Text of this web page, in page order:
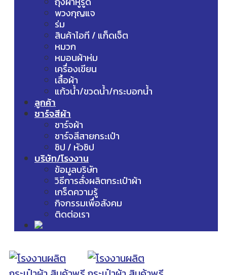
พวงกุญแจ
ร่ม
สินค้าไอที / แก็ดเจ็ต
หมวก
หมอนผ้าห่ม
เครื่องเขียน
เสื้อผ้า
แก้วน้ำ/ขวดน้ำ/กระบอกน้ำ
ลูกค้า
ชาร์จสีผ้า
ชาร์จผ้า
ชาร์จสีสายกระเป๋า
ซิป / หัวซิป
บริษัท/โรงงาน
ข้อมูลบริษัท
วิธีการสั่งผลิตกระเป๋าผ้า
เกร็ดความรู้
กิจกรรมเพื่อสังคม
ติดต่อเรา